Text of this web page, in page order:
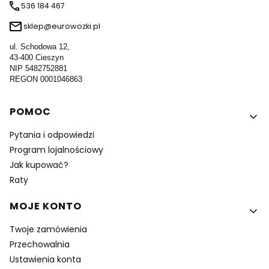
536 184 467
sklep@eurowozki.pl
ul. Schodowa 12,
43-400 Cieszyn
NIP 5482752881
REGON 0001046863
Linki w stopce
POMOC
Pytania i odpowiedzi
Program lojalnościowy
Jak kupować?
Raty
MOJE KONTO
Twoje zamówienia
Przechowalnia
Ustawienia konta